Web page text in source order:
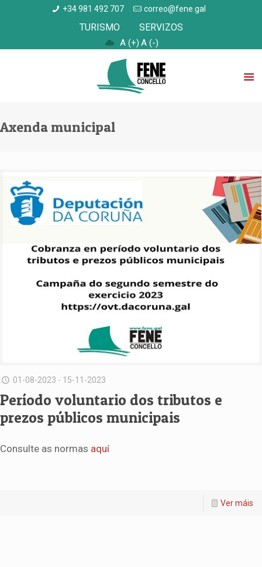
+34 981 492 707 correo@fene.gal
TURISMO SERVIZOS
A (+) A (-)
Axenda municipal
01-08-2023 - 15-11-2023
Período voluntario dos tributos e
prezos públicos municipais
Consulte as normas aquí
Ver máis